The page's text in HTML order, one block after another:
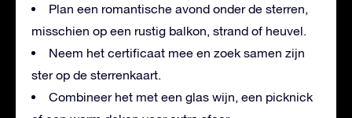
Plan een romantische avond onder de sterren,
misschien op een rustig balkon, strand of heuvel.
Neem het certificaat mee en zoek samen zijn
ster op de sterrenkaart.
Combineer het met een glas wijn, een picknick